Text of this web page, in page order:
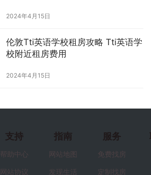
2024年4月15日
伦敦Tti英语学校租房攻略 Tti英语学
校附近租房费用
2024年4月15日
支持
帮助中心
网站协议
指南
网站地图
发现生活
服务
免费找房
定制找房